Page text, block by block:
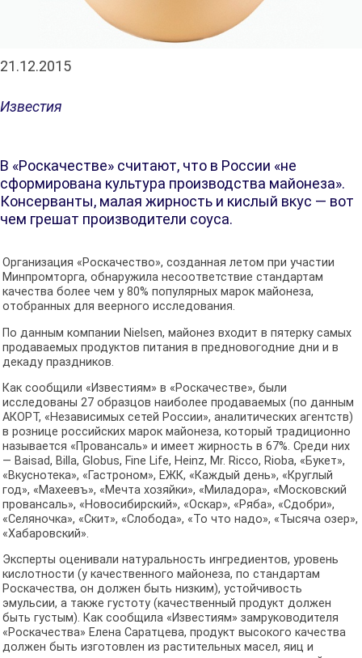
21.12.2015
Известия
В «Роскачестве» считают, что в России «не
сформирована культура производства майонеза».
Консерванты, малая жирность и кислый вкус — вот
чем грешат производители соуса.
Организация «Роскачество», созданная летом при участии
Минпромторга, обнаружила несоответствие стандартам
качества более чем у 80% популярных марок майонеза,
отобранных для веерного исследования.
По данным компании Nielsen, майонез входит в пятерку самых
продаваемых продуктов питания в предновогодние дни и в
декаду праздников.
Как сообщили «Известиям» в «Роскачестве», были
исследованы 27 образцов наиболее продаваемых (по данным
АКОРТ, «Независимых сетей России», аналитических агентств)
в рознице российских марок майонеза, который традиционно
называется «Провансаль» и имеет жирность в 67%. Среди них
— Baisad, Billa, Globus, Fine Life, Heinz, Mr. Ricco, Rioba, «Букет»,
«Вкуснотека», «Гастроном», ЕЖК, «Каждый день», «Круглый
год», «Махеевъ», «Мечта хозяйки», «Миладора», «Московский
провансаль», «Новосибирский», «Оскар», «Ряба», «Сдобри»,
«Селяночка», «Скит», «Слобода», «То что надо», «Тысяча озер»,
«Хабаровский».
Эксперты оценивали натуральность ингредиентов, уровень
кислотности (у качественного майонеза, по стандартам
Роскачества, он должен быть низким), устойчивость
эмульсии, а также густоту (качественный продукт должен
быть густым). Как сообщила «Известиям» замруководителя
«Роскачества» Елена Саратцева, продукт высокого качества
должен быть изготовлен из растительных масел, яиц и